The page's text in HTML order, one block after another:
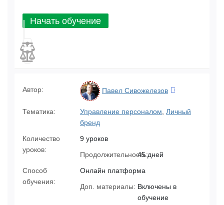
Начать обучение
Автор: Павел Сивожелезов
Тематика: Управление персоналом
Личный
бренд
Количество
уроков:
9 уроков
Продолжительность:45 дней
Способ
обучения:
Онлайн платформа
Доп. материалы: Включены в
обучение